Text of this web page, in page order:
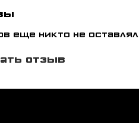
еще никто не оставлял
отзыв